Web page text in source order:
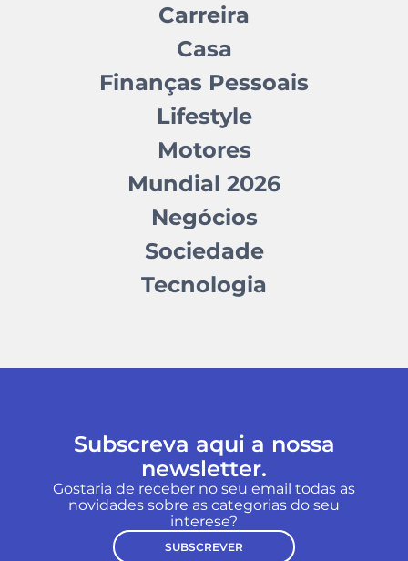
Carreira
Casa
Finanças Pessoais
Lifestyle
Motores
Mundial 2026
Negócios
Sociedade
Tecnologia
Subscreva aqui a nossa
newsletter.
Gostaria de receber no seu email todas as
novidades sobre as categorias do seu
interese?
SUBSCREVER